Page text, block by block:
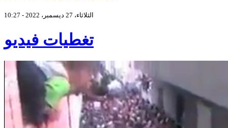
الثلاثاء، 27 ديسمبر، 2022 - 10:27
تغطيات فيديو